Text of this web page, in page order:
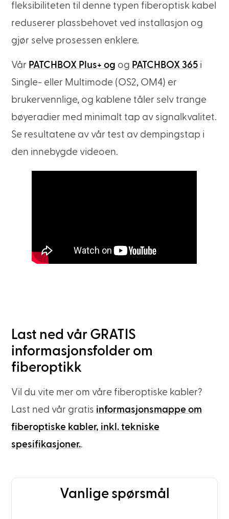
fleksibiliteten til denne typen fiberoptisk kabel
reduserer plassbehovet ved installasjon og
gjør selve prosessen enklere.
Vår PATCHBOX Plus+ og og PATCHBOX 365 i
Single- eller Multimode (OS2, OM4) er
brukervennlige, og kablene tåler selv trange
bøyeradier med minimalt tap av signalkvalitet.
Se resultatene av vår test av dempingstap i
den innebygde videoen.
Last ned vår GRATIS
informasjonsfolder om
fiberoptikk
Vil du vite mer om våre fiberoptiske kabler?
Last ned vår gratis informasjonsmappe om
fiberoptiske kabler, inkl. tekniske
spesifikasjoner..
Vanlige spørsmål